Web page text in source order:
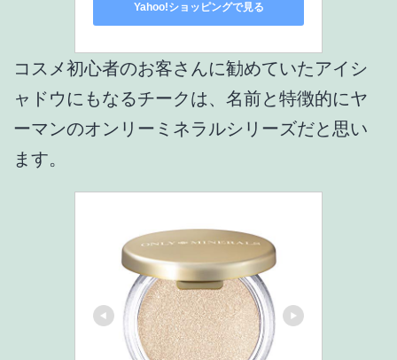
Yahoo!ショッピングで見る
コスメ初心者のお客さんに勧めていたアイシ
ャドウにもなるチークは、名前と特徴的にヤ
ーマンのオンリーミネラルシリーズだと思い
ます。